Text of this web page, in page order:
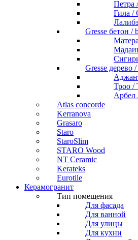
Петра
Гила /
Gresse бетон /
Gresse дерево
Троо /
Арбел
Atlas concorde
Kerranova
Grasaro
Staro
StaroSlim
STARO Wood
NT Ceramic
Kerateks
Eurotile
Керамогранит
Тип помещения
Для фасада
Для ванной
Для улицы
Для кухни